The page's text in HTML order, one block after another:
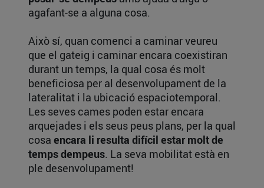
agafant-se a alguna cosa.
Això sí, quan comenci a caminar veureu
que el gateig i caminar encara coexistiran
durant un temps, la qual cosa és molt
beneficiosa per al desenvolupament de la
lateralitat i la ubicació espaciotemporal.
Les seves cames poden estar encara
arquejades i els seus peus plans, per la qual
cosa encara li resulta difícil estar molt de
temps dempeus. La seva mobilitat està en
ple desenvolupament!